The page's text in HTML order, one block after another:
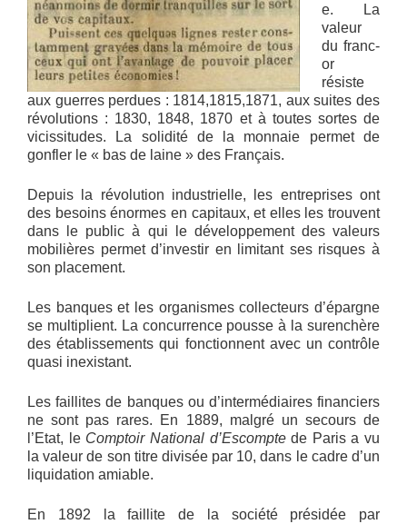
e. La
valeur
du franc-
or
résiste
aux guerres perdues : 1814,1815,1871, aux suites des
révolutions : 1830, 1848, 1870 et à toutes sortes de
vicissitudes. La solidité de la monnaie permet de
gonfler le « bas de laine » des Français.
Depuis la révolution industrielle, les entreprises ont
des besoins énormes en capitaux, et elles les trouvent
dans le public à qui le développement des valeurs
mobilières permet d’investir en limitant ses risques à
son placement.
Les banques et les organismes collecteurs d’épargne
se multiplient. La concurrence pousse à la surenchère
des établissements qui fonctionnent avec un contrôle
quasi inexistant.
Les faillites de banques ou d’intermédiaires financiers
ne sont pas rares. En 1889, malgré un secours de
l’Etat, le Comptoir National d’Escomptede Paris a vu
la valeur de son titre divisée par 10, dans le cadre d’un
liquidation amiable.
En 1892 la faillite de la société présidée par